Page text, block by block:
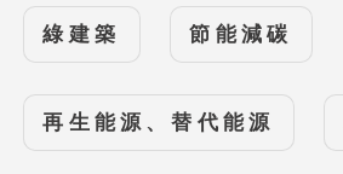
綠建築 節能減碳
再生能源、替代能源